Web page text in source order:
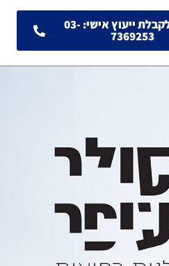
חייג/י לקבלת ייעוץ אישי: 03-
7369253